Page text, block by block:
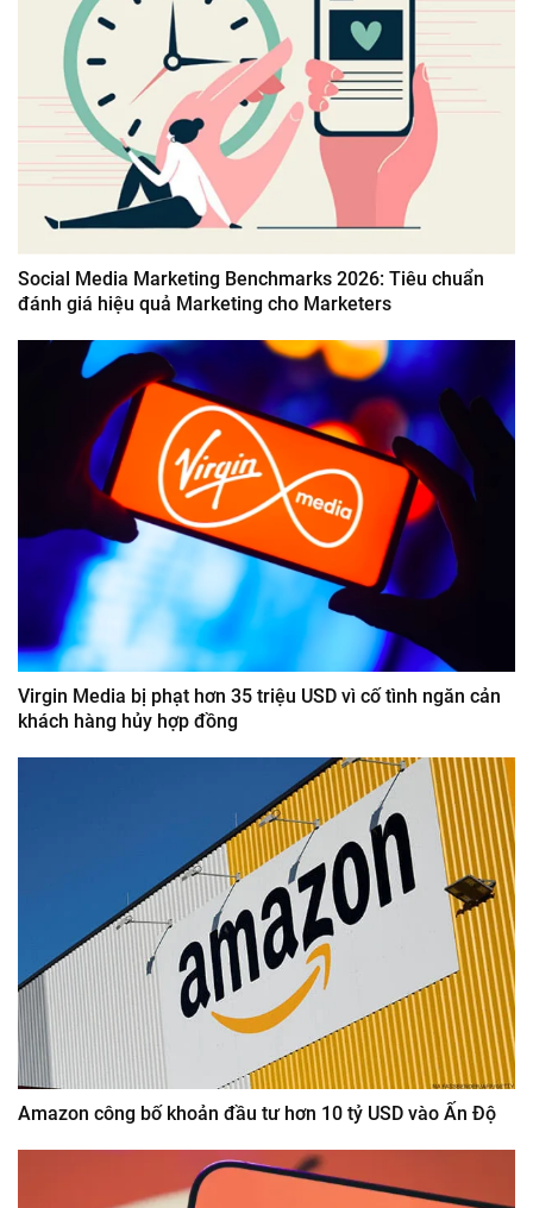
Social Media Marketing Benchmarks 2026: Tiêu chuẩn
đánh giá hiệu quả Marketing cho Marketers
Virgin Media bị phạt hơn 35 triệu USD vì cố tình ngăn cản
khách hàng hủy hợp đồng
Amazon công bố khoản đầu tư hơn 10 tỷ USD vào Ấn Độ